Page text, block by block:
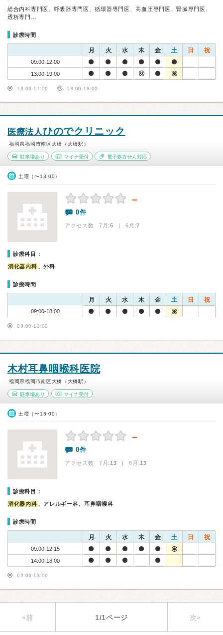
総合内科専門医、呼吸器専門医、循環器専門医、高血圧専門医、腎臓専門医、
透析専門…
診療時間
月 火 水 木 金 土 日 祝
09:00-12:00
13:00-19:00
13:00-17:00 13:00-18:00
医療法人ひのでクリニック
福岡県福岡市南区大橋（大橋駅）
駐車場あり マイナ受付 電子処方せん対応
土曜（〜13:00）
－
0件
アクセス数 7月:5 | 6月:7
診療科目：
消化器内科 、外科
診療時間
月 火 水 木 金 土 日 祝
09:00-18:00
09:00-13:00
木村耳鼻咽喉科医院
福岡県福岡市南区大橋（大橋駅）
駐車場あり マイナ受付
土曜（〜13:00）
－
0件
アクセス数 7月:13 | 6月:13
診療科目：
消化器内科 、アレルギー科、耳鼻咽喉科
診療時間
月 火 水 木 金 土 日 祝
09:00-12:15
14:00-18:00
09:00-13:00
«前 1/1ページ 次»